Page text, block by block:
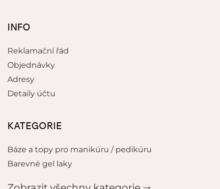
INFO
Reklamační řád
Objednávky
Adresy
Detaily účtu
KATEGORIE
Báze a topy pro manikúru / pedikúru
Barevné gel laky